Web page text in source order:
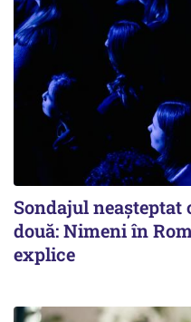
Sondajul
două: Nimeni în
explice